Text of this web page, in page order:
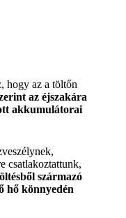
hogy az a töltőn
az éjszakára
akkumulátorai
csatlakoztattunk,
származó
hő könnyedén